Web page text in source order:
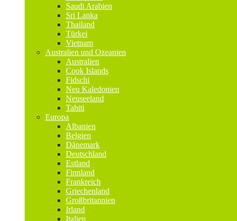
Saudi Arabien
Sri Lanka
Thailand
Türkei
Vietnam
Australien und Ozeanien
Australien
Cook Islands
Fidschi
Neu Kaledonien
Neuseeland
Tahiti
Europa
Albanien
Belgien
Dänemark
Deutschland
Estland
Finnland
Frankreich
Griechenland
Großbritannien
Irland
Italien